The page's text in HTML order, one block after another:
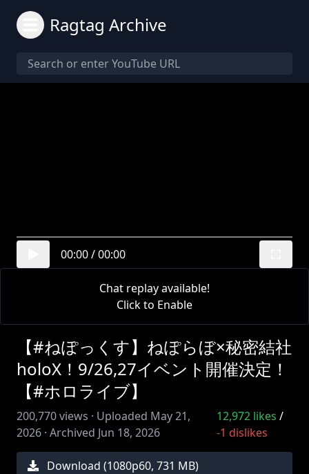
Ragtag Archive
00:00/00:00
Chat replay available!
Click to Enable
【#ねぽっくす】ねぽらぼ×秘密結社
holoX！9/26,27イベント開催決定！
【#ホロライブ】
200,770views · Uploaded May 21,
2026 · Archived Jun 18, 2026
12,972 likes /
-1 dislikes
Download (1080p60, 731 MB)